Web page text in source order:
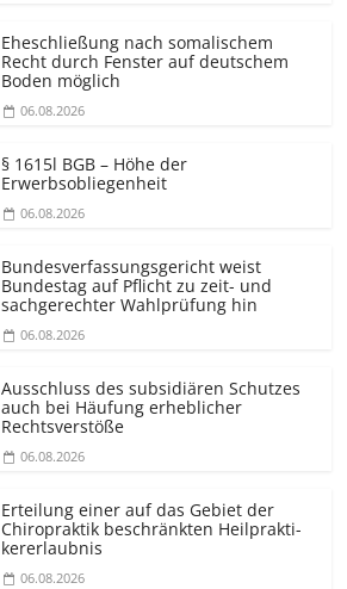
Eheschließung nach somalischem
Recht durch Fenster auf deutschem
Boden möglich
06.08.2026
§ 1615l BGB – Höhe der
Erwerbsobliegenheit
06.08.2026
Bundesver­fassungsgericht weist
Bundestag auf Pflicht zu zeit- und
sachgerechter Wahlprüfung hin
06.08.2026
Ausschluss des subsidiären Schutzes
auch bei Häufung erheblicher
Rechtsverstöße
06.08.2026
Erteilung einer auf das Gebiet der
Chiropraktik beschränkten Heilprakti­
kererlaubnis
06.08.2026